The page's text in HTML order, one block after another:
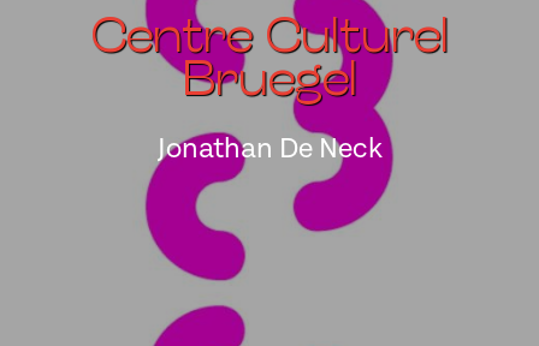
Centre Culturel
Bruegel
Jonathan De Neck